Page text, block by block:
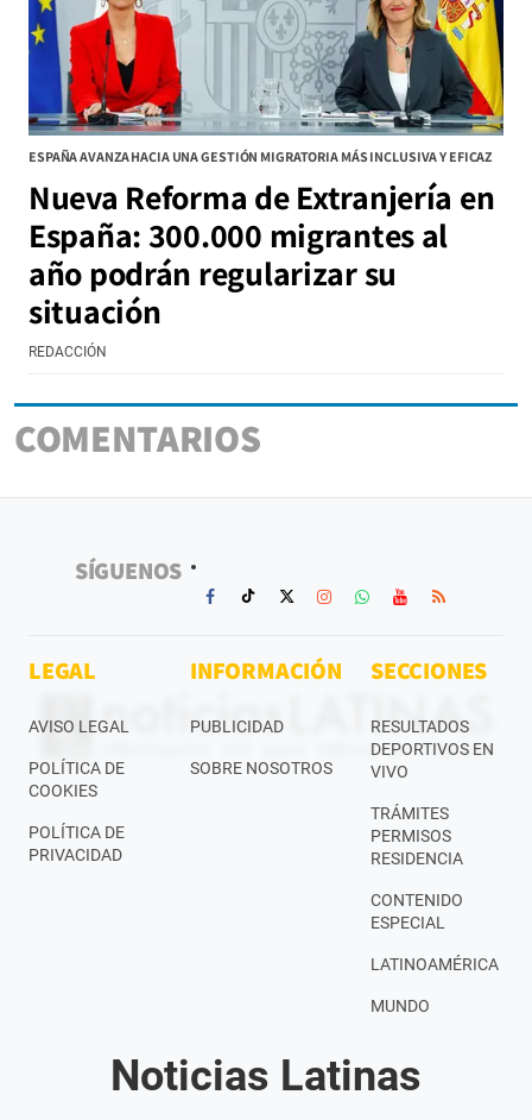
ESPAÑA AVANZA HACIA UNA GESTIÓN MIGRATORIA MÁS INCLUSIVA Y EFICAZ
Nueva Reforma de Extranjería en
España: 300.000 migrantes al
año podrán regularizar su
situación
REDACCIÓN
COMENTARIOS
SÍGUENOS
LEGAL
AVISO LEGAL
POLÍTICA DE
COOKIES
POLÍTICA DE
PRIVACIDAD
INFORMACIÓN
PUBLICIDAD
SOBRE NOSOTROS
SECCIONES
RESULTADOS
DEPORTIVOS EN
VIVO
TRÁMITES
PERMISOS
RESIDENCIA
CONTENIDO
ESPECIAL
LATINOAMÉRICA
MUNDO
Noticias Latinas